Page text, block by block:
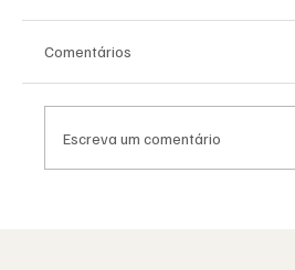
Comentários
Escreva um comentário